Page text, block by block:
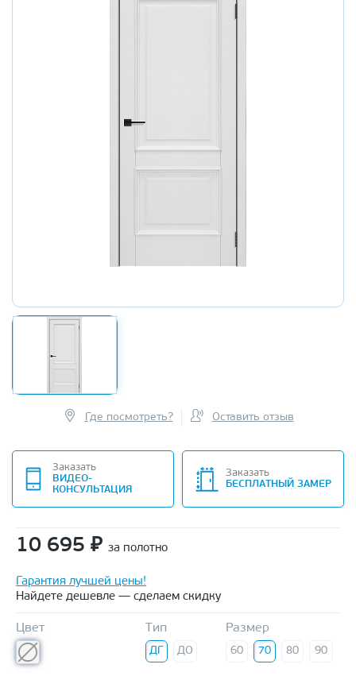
Где посмотреть? Оставить отзыв
Заказать
ВИДЕО-
КОНСУЛЬТАЦИЯ
Заказать
БЕСПЛАТНЫЙ ЗАМЕР
10 695 ₽ за полотно
Гарантия лучшей цены!
Найдете дешевле — сделаем скидку
Цвет Тип
ДГ ДО
Размер
60 70 80 90